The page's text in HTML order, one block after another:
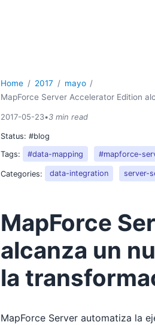
Home 2017
mayo
MapForce Server Accelerator Edition
2017-05-23•3 min read
Status:#blog
Tags:
#data-mapping #mapforce-
Categories: data-integration server-
MapForce
alcanza un
la
MapForce Server automatiza la